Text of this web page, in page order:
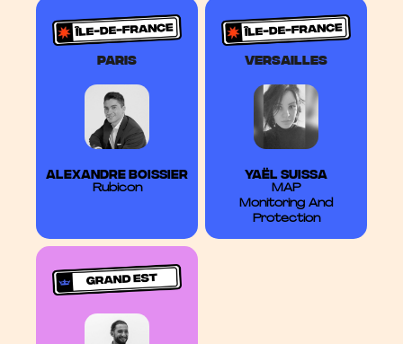
PARIS
Alexandre BOISSIER
Rubicon
VERSAILLES
Yaël suissa
MAP
Monitoring And
Protection